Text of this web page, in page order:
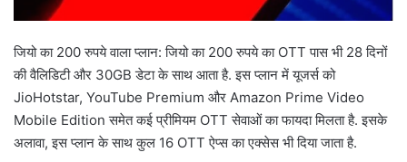
जियो का 200 रुपये वाला प्लान: जियो का 200 रुपये का OTT पास भी 28 दिनों
की वैलिडिटी और 30GB डेटा के साथ आता है. इस प्लान में यूजर्स को
JioHotstar, YouTube Premium और Amazon Prime Video
Mobile Edition समेत कई प्रीमियम OTT सेवाओं का फायदा मिलता है. इसके
अलावा, इस प्लान के साथ कुल 16 OTT ऐप्स का एक्सेस भी दिया जाता है.